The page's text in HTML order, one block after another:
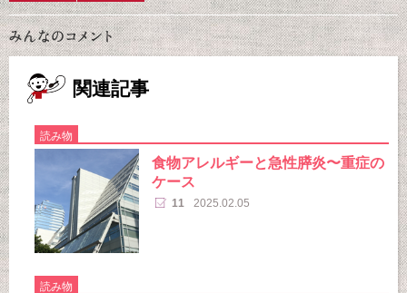
関連記事
読み物
食物アレルギーと急性膵炎〜重症の
ケース
11 2025.02.05
読み物